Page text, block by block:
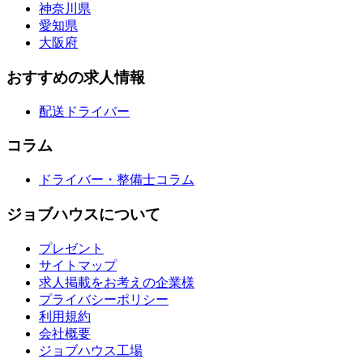
神奈川県
愛知県
大阪府
おすすめの求人情報
配送ドライバー
コラム
ドライバー・整備士コラム
ジョブハウスについて
プレゼント
サイトマップ
求人掲載をお考えの企業様
プライバシーポリシー
利用規約
会社概要
ジョブハウス工場